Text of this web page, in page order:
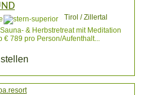
Tirol / Zillertal
& Herbstretreat mit Meditation
€ 789 pro Person/Aufenthalt...